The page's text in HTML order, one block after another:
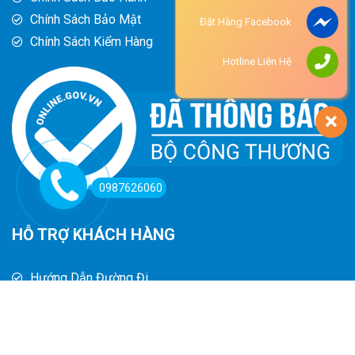
Chính Sách Bảo Mật
Chính Sách Kiểm Hàng
HỖ TRỢ KHÁCH HÀNG
Hướng Dẫn Đường Đi
0987626060
Đặt Hàng Facebook
Hotline Liên Hệ